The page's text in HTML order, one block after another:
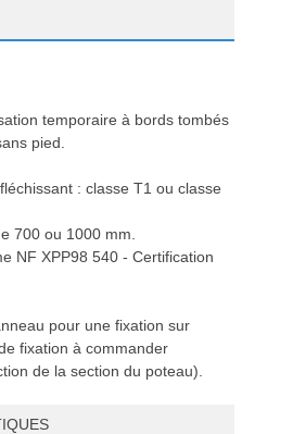
temporaire à bords tombés
pied.
: classe T1 ou classe
700 ou 1000 mm.
NF XPP98 540 - Certification
pour une fixation sur
fixation à commander
de la section du poteau).